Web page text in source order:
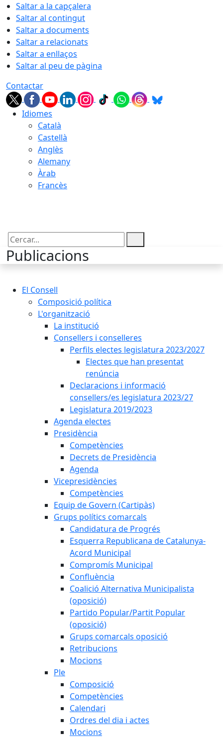
Saltar a la capçalera
Saltar al contingut
Saltar a documents
Saltar a relacionats
Saltar a enllaços
Saltar al peu de pàgina
Contactar
Idiomes
Català
Castellà
Anglès
Alemany
Àrab
Francès
Cercar:
Publicacions
El Consell
Composició política
L'organització
La institució
Consellers i conselleres
Perfils electes legislatura 2023/2027
Electes que han presentat
renúncia
Declaracions i informació
consellers/es legislatura 2023/27
Legislatura 2019/2023
Agenda electes
Presidència
Competències
Decrets de Presidència
Agenda
Vicepresidències
Competències
Equip de Govern (Cartipàs)
Grups polítics comarcals
Candidatura de Progrés
Esquerra Republicana de Catalunya-
Acord Municipal
Compromís Municipal
Confluència
Coalició Alternativa Municipalista
(oposició)
Partido Popular/Partit Popular
(oposició)
Grups comarcals oposició
Retribucions
Mocions
Ple
Composició
Competències
Calendari
Ordres del dia i actes
Mocions